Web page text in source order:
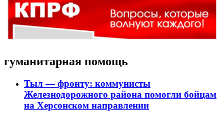
гуманитарная помощь
Тыл — фронту: коммунисты
Железнодорожного района помогли бойцам
на Херсонском направлении